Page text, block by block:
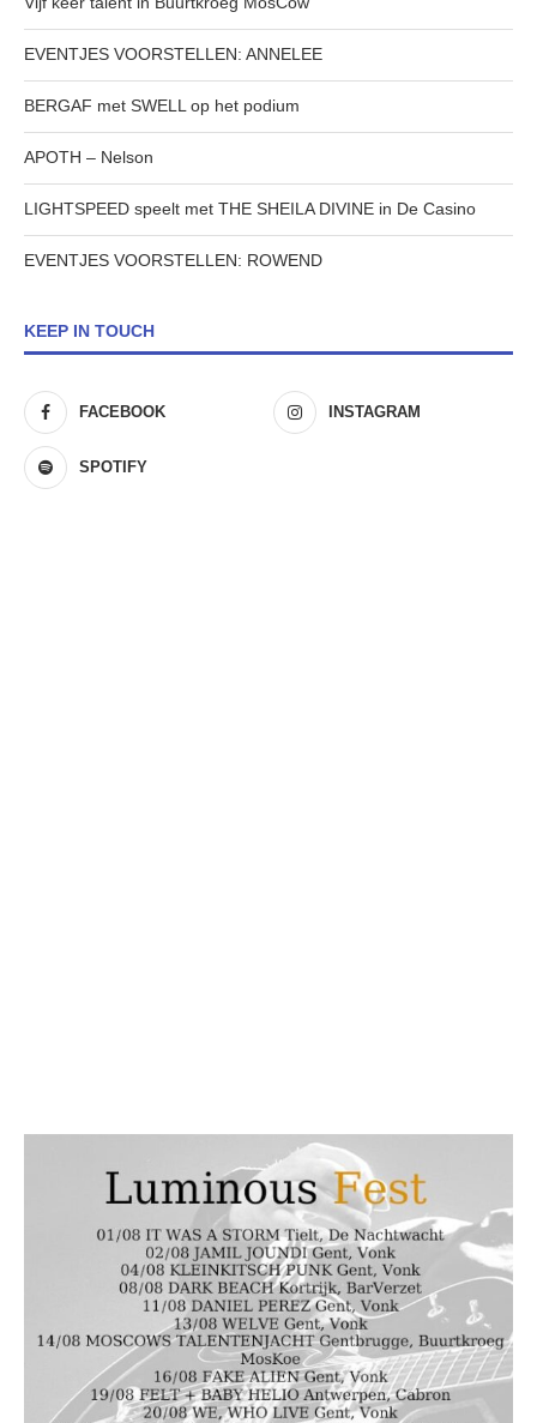
EVENTJES VOORSTELLEN: ANNELEE
BERGAF met SWELL op het podium
APOTH – Nelson
LIGHTSPEED speelt met THE SHEILA DIVINE in De Casino
EVENTJES VOORSTELLEN: ROWEND
KEEP IN TOUCH
FACEBOOK INSTAGRAM
SPOTIFY